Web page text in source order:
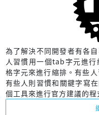
為了解決不同開發者有各
人習慣用一個tab字元進
格字元來進行縮排。有些
有些人則習慣和關鍵字寫
個工具來進行官方建議的程